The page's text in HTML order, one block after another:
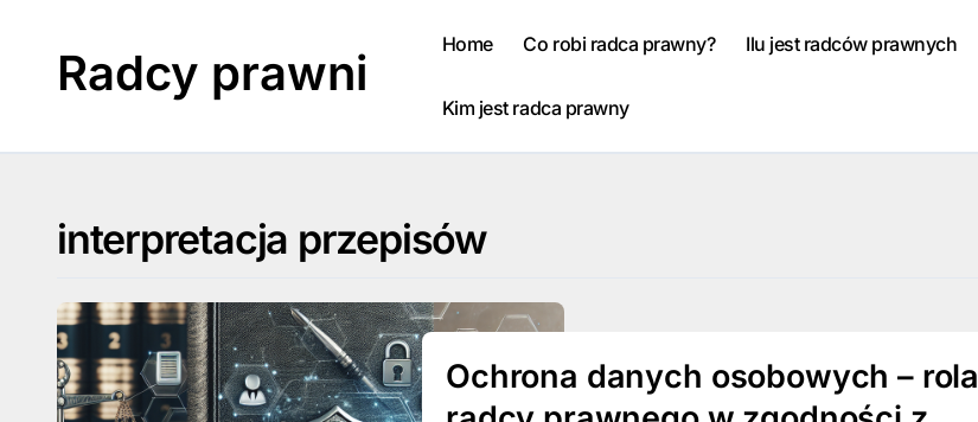
contentRadcy prawni Home Co robi radca prawny? Ilu jest radców prawnych
Kim jest radca prawny
interpretacja przepisów
Ochrona danych osobowych – rola